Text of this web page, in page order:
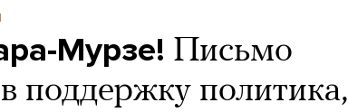
Мурзе! Письмо
поддержку политика,